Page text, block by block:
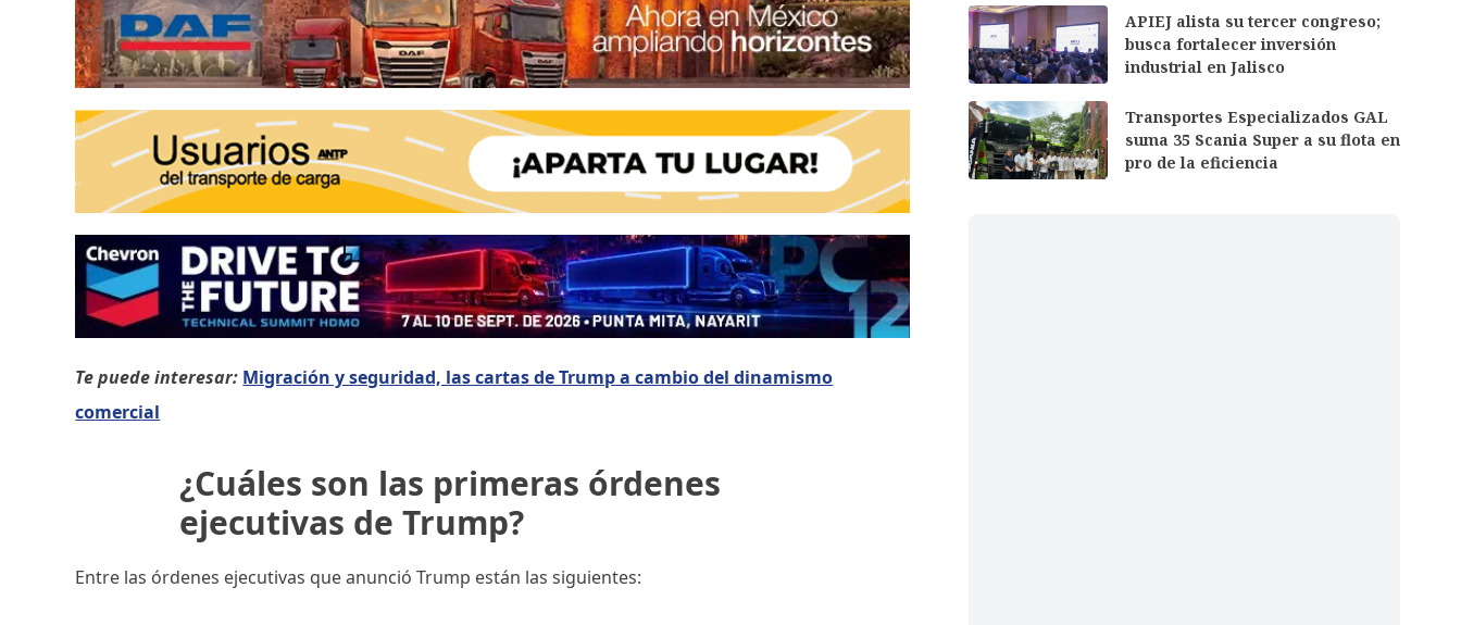
Te puede interesar: Migración y seguridad, las cartas de Trump a cambio del dinamismo
comercial
¿Cuáles son las primeras órdenes
ejecutivas de Trump?
Entre las órdenes ejecutivas que anunció Trump están las siguientes:
APIEJ alista su tercer congreso;
busca fortalecer inversión
industrial en Jalisco
Transportes Especializados GAL
suma 35 Scania Super a su flota en
pro de la eficiencia